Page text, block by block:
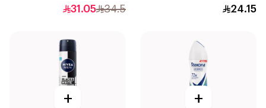
24.15
للإناث 200مل
34.5
31.05
+
+